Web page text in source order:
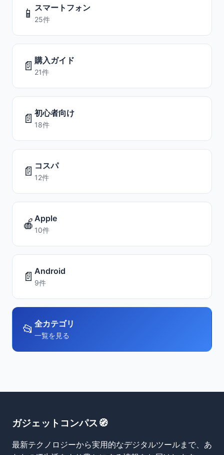
📱 スマートフォン
25件
📄 購入ガイド
21件
📄 初心者向け
18件
📄 コスパ
12件
🍎 Apple
10件
📄 Android
9件
📂 全カテゴリ
一覧を見る
ガジェットコンパス🧭
最新テクノロジーから実用的なデジタルツールまで、あ